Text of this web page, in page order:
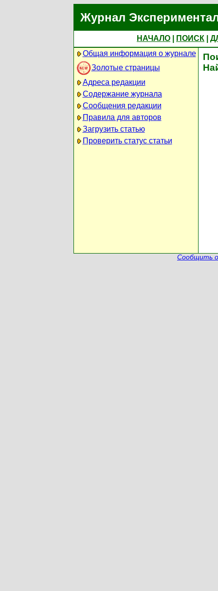
Журнал
НАЧАЛО ПОИСК
Общая информация о журнале
Золотые страницы
Адреса редакции
Содержание журнала
Сообщения редакции
Правила для авторов
Загрузить статью
Проверить статус статьи
Сообщить о